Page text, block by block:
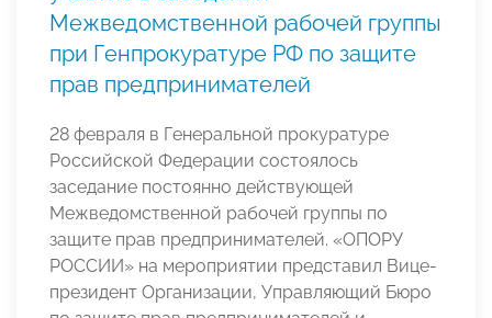
Межведомственной рабочей группы
при Генпрокуратуре РФ по защите
прав предпринимателей
28 февраля в Генеральной прокуратуре
Российской Федерации состоялось
заседание постоянно действующей
Межведомственной рабочей группы по
защите прав предпринимателей. «ОПОРУ
РОССИИ» на мероприятии представил Вице-
президент Организации, Управляющий Бюро